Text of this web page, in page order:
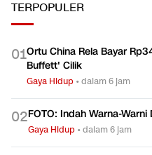
TERPOPULER
01Ortu China Rela Bayar
Buffett' Cilik
Gaya Hidup •dalam 6 jam
02FOTO: Indah Warna-
Gaya Hidup •dalam 6 jam